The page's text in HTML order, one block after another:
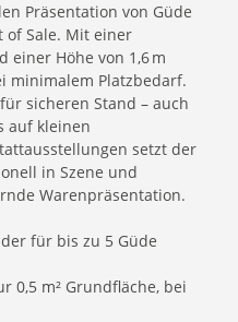
Präsentation von Güde
of Sale. Mit einer
einer Höhe von 1,6 m
minimalem Platzbedarf.
sicheren Stand – auch
auf kleinen
setzt der
in Szene und
Warenpräsentation.
für bis zu 5 Güde
0,5 m² Grundfläche, bei